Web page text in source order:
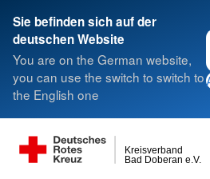
Sie befinden sich auf der
deutschen Website
You are on the German website,
you can use the switch to switch to
the English one
Bad Doberan e.V.
Kreisverband